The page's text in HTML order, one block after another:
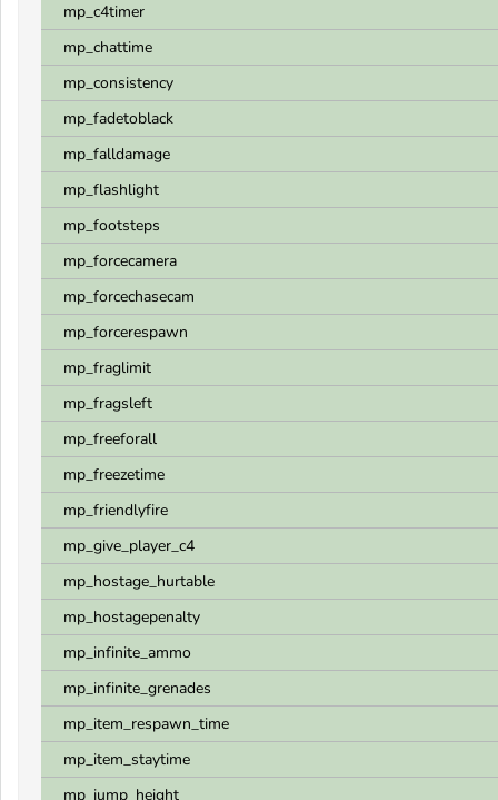
mp_c4timer
mp_chattime
mp_consistency
mp_fadetoblack
mp_falldamage
mp_flashlight
mp_footsteps
mp_forcecamera
mp_forcechasecam
mp_forcerespawn
mp_fraglimit
mp_fragsleft
mp_freeforall
mp_freezetime
mp_friendlyfire
mp_give_player_c4
mp_hostage_hurtable
mp_hostagepenalty
mp_infinite_ammo
mp_infinite_grenades
mp_item_respawn_time
mp_item_staytime
mp_jump_height